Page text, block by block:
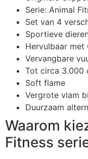
Serie: Animal
Set van 4
Sportieve
Hervulbaar met
Vervangbare
Tot circa 3.000
Soft flame
Vergrote vlam
Duurzaam
Waarom
Fitness